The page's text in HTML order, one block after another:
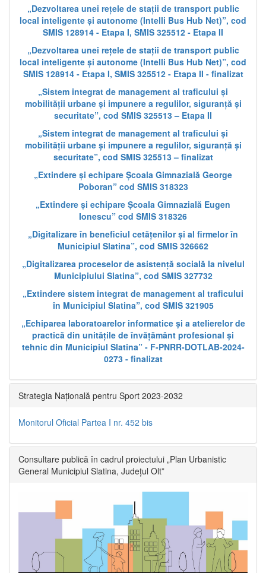
„Dezvoltarea unei rețele de stații de transport public
local inteligente și autonome (Intelli Bus Hub Net)”, cod
SMIS 128914 - Etapa I, SMIS 325512 - Etapa II
„Dezvoltarea unei rețele de stații de transport public
local inteligente și autonome (Intelli Bus Hub Net)”, cod
SMIS 128914 - Etapa I, SMIS 325512 - Etapa II - finalizat
„Sistem integrat de management al traficului și
mobilității urbane și impunere a regulilor, siguranță și
securitate”, cod SMIS 325513 – Etapa II
„Sistem integrat de management al traficului și
mobilității urbane și impunere a regulilor, siguranță și
securitate”, cod SMIS 325513 – finalizat
„Extindere și echipare Școala Gimnazială George
Poboran” cod SMIS 318323
„Extindere și echipare Școala Gimnazială Eugen
Ionescu” cod SMIS 318326
„Digitalizare în beneficiul cetățenilor și al firmelor în
Municipiul Slatina”, cod SMIS 326662
„Digitalizarea proceselor de asistență socială la nivelul
Municipiului Slatina”, cod SMIS 327732
„Extindere sistem integrat de management al traficului
în Municipiul Slatina”, cod SMIS 321905
„Echiparea laboratoarelor informatice și a atelierelor de
practică din unitățile de învățământ profesional și
tehnic din Municipiul Slatina” - F-PNRR-DOTLAB-2024-
0273 - finalizat
Strategia Națională pentru Sport 2023-2032
Monitorul Oficial Partea I nr. 452 bis
Consultare publică în cadrul proiectului „Plan Urbanistic
General Municipiul Slatina, Județul Olt”